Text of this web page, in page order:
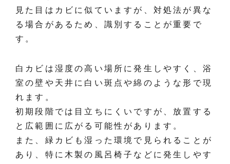
見た目はカビに似ていますが、対処法が異な
る場合があるため、識別することが重要で
す。
白カビは湿度の高い場所に発生しやすく、浴
室の壁や天井に白い斑点や綿のような形で現
れます。
初期段階では目立ちにくいですが、放置する
と広範囲に広がる可能性があります。
また、緑カビも湿った環境で見られることが
あり、特に木製の風呂椅子などに発生しやす